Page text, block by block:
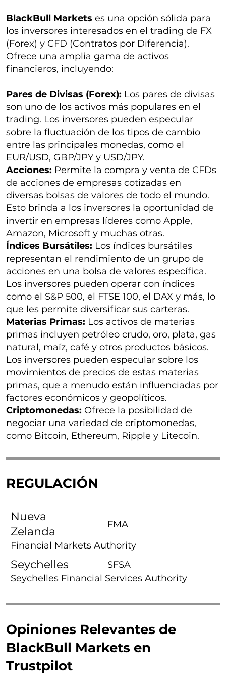
BlackBull Markets es una opción sólida para
los inversores interesados en el trading de FX
(Forex) y CFD (Contratos por Diferencia).
Ofrece una amplia gama de activos
financieros, incluyendo:
Pares de Divisas (Forex): Los pares de divisas
son uno de los activos más populares en el
trading. Los inversores pueden especular
sobre la fluctuación de los tipos de cambio
entre las principales monedas, como el
EUR/USD, GBP/JPY y USD/JPY.
Acciones: Permite la compra y venta de CFDs
de acciones de empresas cotizadas en
diversas bolsas de valores de todo el mundo.
Esto brinda a los inversores la oportunidad de
invertir en empresas líderes como Apple,
Amazon, Microsoft y muchas otras.
Índices Bursátiles: Los índices bursátiles
representan el rendimiento de un grupo de
acciones en una bolsa de valores específica.
Los inversores pueden operar con índices
como el S&P 500, el FTSE 100, el DAX y más, lo
que les permite diversificar sus carteras.
Materias Primas: Los activos de materias
primas incluyen petróleo crudo, oro, plata, gas
natural, maíz, café y otros productos básicos.
Los inversores pueden especular sobre los
movimientos de precios de estas materias
primas, que a menudo están influenciadas por
factores económicos y geopolíticos.
Criptomonedas: Ofrece la posibilidad de
negociar una variedad de criptomonedas,
como Bitcoin, Ethereum, Ripple y Litecoin.
REGULACIÓN
Nueva
Zelanda
FMA
Financial Markets Authority
Seychelles
SFSA
Seychelles Financial Services Authority
Opiniones Relevantes de
BlackBull Markets en
Trustpilot